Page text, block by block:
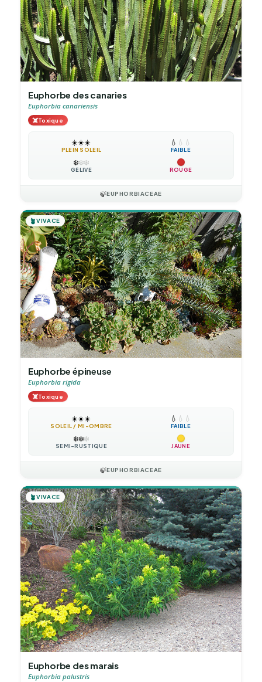
Euphorbe des canaries
Euphorbia canariensis
☠️Toxique
☀️☀️☀️
PLEIN SOLEIL
💧 💧 💧
FAIBLE
❄️❄️❄️
GÉLIVE ROUGE
🍃EUPHORBIACEAE
🪴VIVACE
Euphorbe épineuse
Euphorbia rigida
☠️Toxique
☀️☀️☀️
SOLEIL / MI-OMBRE
💧 💧 💧
FAIBLE
❄️❄️❄️
SEMI-RUSTIQUE JAUNE
🍃EUPHORBIACEAE
🪴VIVACE
Euphorbe des marais
Euphorbia palustris